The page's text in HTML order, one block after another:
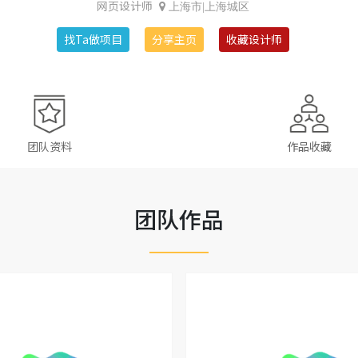
网页设计师 上海市|上海城区
找Ta做项目 分享主页 收藏设计师
团队资料 作品收藏
团队作品